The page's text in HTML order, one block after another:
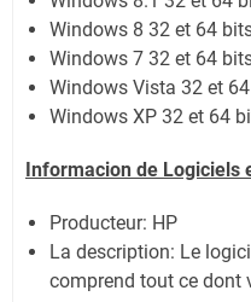
Windows 8 32 et 64
Windows 7 32 et 64
Windows Vista 32 et
Windows XP 32 et 64
Informacion de Logiciels
Producteur: HP
La description: Le
comprend tout ce dont